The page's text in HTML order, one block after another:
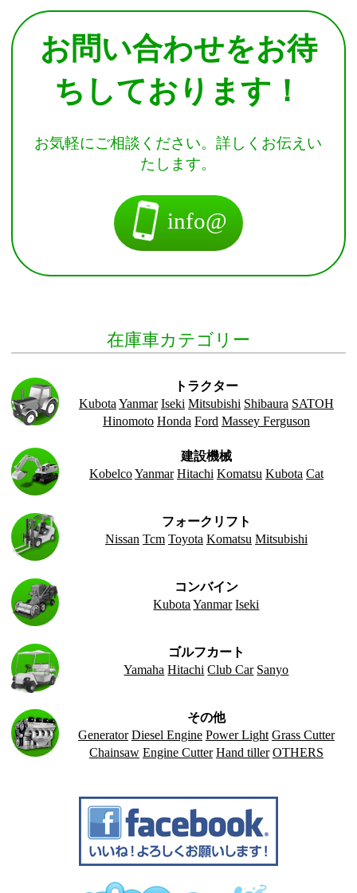
お問い合わせをお待
ちしております！
お気軽にご相談ください。詳しくお伝えい
たします。
info@
在庫車カテゴリー
トラクター
Kubota Yanmar Iseki Mitsubishi Shibaura SATOH
Hinomoto Honda Ford Massey Ferguson
建設機械
KobelcoYanmar Hitachi Komatsu Kubota Cat
フォークリフト
Nissan Tcm Toyota Komatsu Mitsubishi
コンバイン
Kubota Yanmar Iseki
ゴルフカート
Yamaha Hitachi Club Car Sanyo
その他
Generator Diesel Engine Power Light Grass Cutter
Chainsaw Engine Cutter Hand tiller OTHERS